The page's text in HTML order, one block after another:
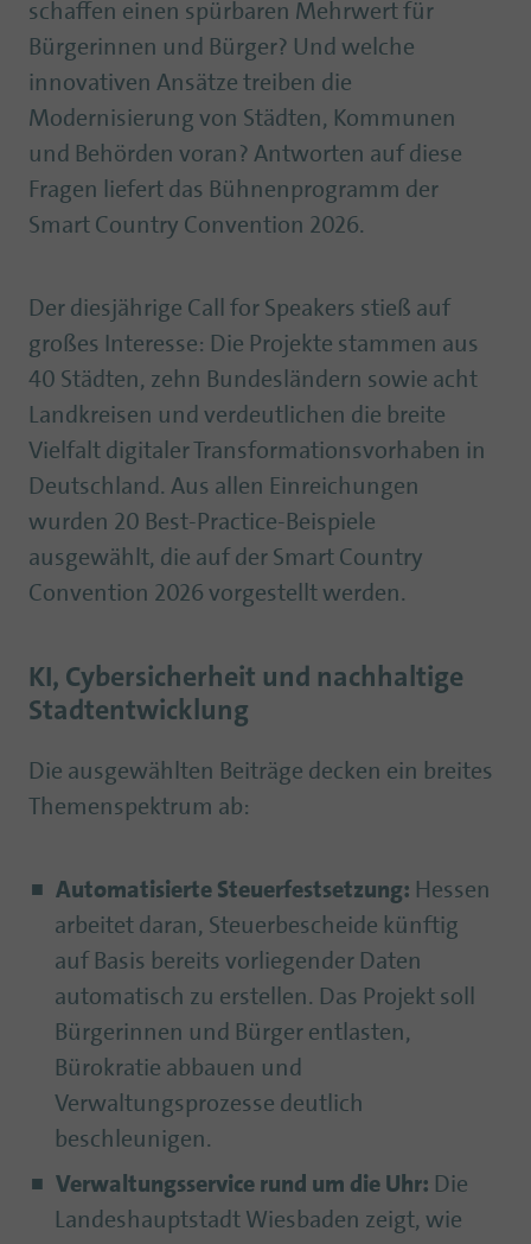
schaffen einen spürbaren Mehrwert für
Bürgerinnen und Bürger? Und welche
innovativen Ansätze treiben die
Modernisierung von Städten, Kommunen
und Behörden voran? Antworten auf diese
Fragen liefert das Bühnenprogramm der
Smart Country Convention 2026.
Der diesjährige Call for Speakers stieß auf
großes Interesse: Die Projekte stammen aus
40 Städten, zehn Bundesländern sowie acht
Landkreisen und verdeutlichen die breite
Vielfalt digitaler Transformationsvorhaben in
Deutschland. Aus allen Einreichungen
wurden 20 Best-Practice-Beispiele
ausgewählt, die auf der Smart Country
Convention 2026 vorgestellt werden.
KI, Cybersicherheit und nachhaltige
Stadtentwicklung
Die ausgewählten Beiträge decken ein breites
Themenspektrum ab:
Automatisierte Steuerfestsetzung: Hessen
arbeitet daran, Steuerbescheide künftig
auf Basis bereits vorliegender Daten
automatisch zu erstellen. Das Projekt soll
Bürgerinnen und Bürger entlasten,
Bürokratie abbauen und
Verwaltungsprozesse deutlich
beschleunigen.
Verwaltungsservice rund um die Uhr: Die
Landeshauptstadt Wiesbaden zeigt, wie